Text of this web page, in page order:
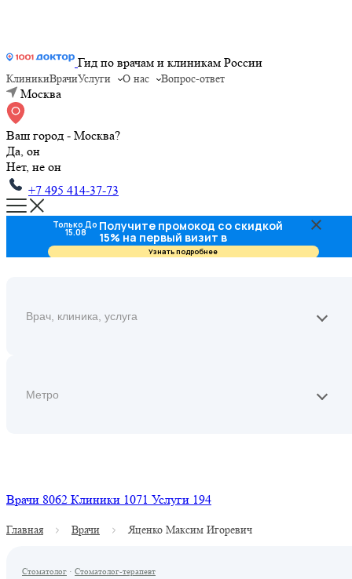
Гид по врачам и клиникам России
КлиникиВрачиУслуги О нас Вопрос-ответ
Москва
Ваш город - Москва?
Да, он
Нет, не он
+7 495 414-37-73
Врачи 8062 Клиники 1071 Услуги 194
Главная Врачи Яценко Максим Игоревич
Стоматолог · Стоматолог-терапевт
Только До
15.08 Получите промокод со скидкой
15% на первый визит в
стоматологию
Узнать подробнее